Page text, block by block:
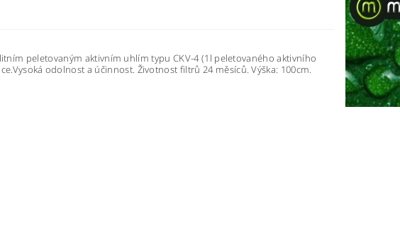
peletovaným aktivním uhlím typu CKV-4 (1l peletovaného aktivního
odolnost a účinnost. Životnost filtrů 24 měsíců. Výška: 100cm.